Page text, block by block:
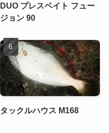
DUO プレスベイト フュー
ジョン 90
タックルハウス M168